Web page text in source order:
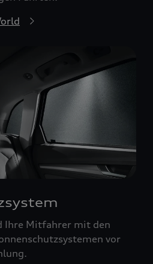
Ihre Mitfahrer mit den
vor